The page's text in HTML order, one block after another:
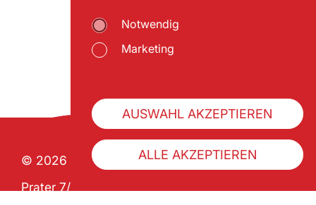
Notwendig
Marketing
AUSWAHL AKZEPTIEREN
ALLE AKZEPTIEREN
© 2026 Wiener Praterverband
Prater 7/1 | A-1020 Wien